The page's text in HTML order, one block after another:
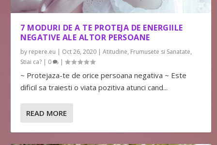
7 MODURI DE A TE PROTEJA DE ENERGIILE
NEGATIVE ALE ALTOR PERSOANE
by repere.eu | Oct 26, 2020 |Atitudine, Frumusete si Sanatate,
Stiai ca? | 0 |
~ Protejaza-te de orice persoana negativa ~ Este
dificil sa traiesti o viata pozitiva atunci cand...
READ MORE